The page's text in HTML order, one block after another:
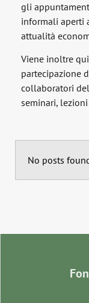
gli
informali aperti
attualità
Viene inoltre
partecipazione
collaboratori
seminari,
No posts